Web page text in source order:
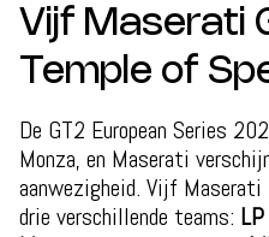
Vijf Maserati
Temple of
De GT2 European Series
Monza, en Maserati
aanwezigheid. Vijf Maserati
drie verschillende teams: